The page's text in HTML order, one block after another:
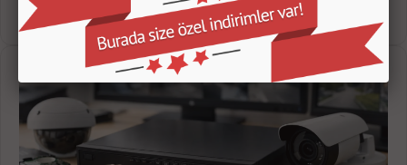
doğru sistemi hemen seçin.
18 Temmuz 2026